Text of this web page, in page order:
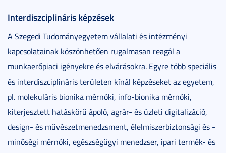
Interdiszciplináris képzések
A Szegedi Tudományegyetem vállalati és intézményi
kapcsolatainak köszönhetően rugalmasan reagál a
munkaerőpiaci igényekre és elvárásokra. Egyre több speciális
és interdiszciplináris területen kínál képzéseket az egyetem,
pl. molekuláris bionika mérnöki, info-bionika mérnöki,
kiterjesztett hatáskörű ápoló, agrár- és üzleti digitalizáció,
design- és művészetmenedzsment, élelmiszerbiztonsági és -
minőségi mérnöki, egészségügyi menedzser, ipari termék- és